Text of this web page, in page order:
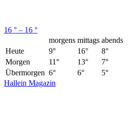
16 ° – 16 °
morgens mittags abends
Heute
9° 16°
8°
Morgen
11° 13°
7°
Übermorgen 6° 6°
5°
Hallein Magazin